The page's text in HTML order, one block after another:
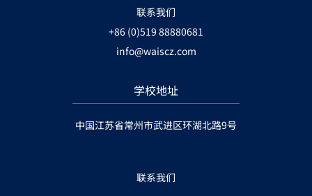
联系我们
+86 (0)519 88880681
info@waiscz.com
学校地址
中国江苏省常州市武进区环湖北路9号
联系我们